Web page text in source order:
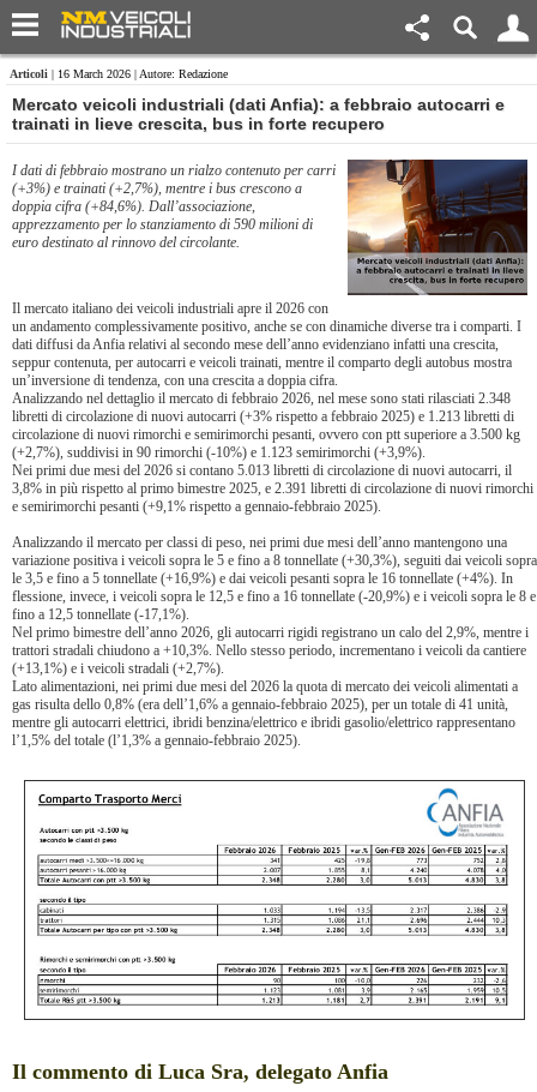
Articoli | 16 March 2026 | Autore: Redazione
Mercato veicoli industriali (dati Anfia): a febbraio autocarri e
trainati in lieve crescita, bus in forte recupero
I dati di febbraio mostrano un rialzo contenuto per carri
(+3%) e trainati (+2,7%), mentre i bus crescono a
doppia cifra (+84,6%). Dall’associazione,
apprezzamento per lo stanziamento di 590 milioni di
euro destinato al rinnovo del circolante.
Il mercato italiano dei veicoli industriali apre il 2026 con
un andamento complessivamente positivo, anche se con dinamiche diverse tra i comparti. I
dati diffusi da Anfia relativi al secondo mese dell’anno evidenziano infatti una crescita,
seppur contenuta, per autocarri e veicoli trainati, mentre il comparto degli autobus mostra
un’inversione di tendenza, con una crescita a doppia cifra.
Analizzando nel dettaglio il mercato di febbraio 2026, nel mese sono stati rilasciati 2.348
libretti di circolazione di nuovi autocarri (+3% rispetto a febbraio 2025) e 1.213 libretti di
circolazione di nuovi rimorchi e semirimorchi pesanti, ovvero con ptt superiore a 3.500 kg
(+2,7%), suddivisi in 90 rimorchi (-10%) e 1.123 semirimorchi (+3,9%).
Nei primi due mesi del 2026 si contano 5.013 libretti di circolazione di nuovi autocarri, il
3,8% in più rispetto al primo bimestre 2025, e 2.391 libretti di circolazione di nuovi rimorchi
e semirimorchi pesanti (+9,1% rispetto a gennaio-febbraio 2025).
Analizzando il mercato per classi di peso, nei primi due mesi dell’anno mantengono una
variazione positiva i veicoli sopra le 5 e fino a 8 tonnellate (+30,3%), seguiti dai veicoli sopra
le 3,5 e fino a 5 tonnellate (+16,9%) e dai veicoli pesanti sopra le 16 tonnellate (+4%). In
flessione, invece, i veicoli sopra le 12,5 e fino a 16 tonnellate (-20,9%) e i veicoli sopra le 8 e
fino a 12,5 tonnellate (-17,1%).
Nel primo bimestre dell’anno 2026, gli autocarri rigidi registrano un calo del 2,9%, mentre i
trattori stradali chiudono a +10,3%. Nello stesso periodo, incrementano i veicoli da cantiere
(+13,1%) e i veicoli stradali (+2,7%).
Lato alimentazioni, nei primi due mesi del 2026 la quota di mercato dei veicoli alimentati a
gas risulta dello 0,8% (era dell’1,6% a gennaio-febbraio 2025), per un totale di 41 unità,
mentre gli autocarri elettrici, ibridi benzina/elettrico e ibridi gasolio/elettrico rappresentano
l’1,5% del totale (l’1,3% a gennaio-febbraio 2025).
Il commento di Luca Sra, delegato Anfia